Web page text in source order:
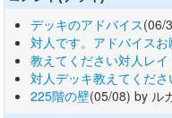
デッキのアドバイス(06/
対人です。アドバイスお
教えてください対人レ
対人デッキ教えてくださ
225階の壁(05/08) by ル